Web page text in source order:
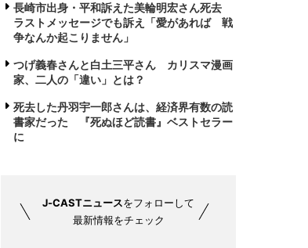
長崎市出身・平和訴えた美輪明宏さん死去
ラストメッセージでも訴え「愛があれば 戦
争なんか起こりません」
つげ義春さんと白土三平さん カリスマ漫画
家、二人の「違い」とは？
死去した丹羽宇一郎さんは、経済界有数の読
書家だった 『死ぬほど読書』ベストセラー
に
J-CASTニュースをフォローして
最新情報をチェック